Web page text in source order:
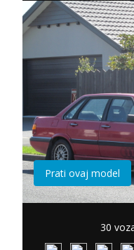
Prati ovaj model
30